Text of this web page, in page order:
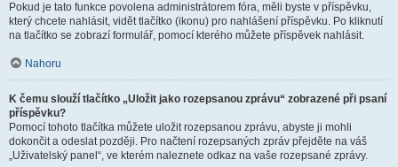
Pokud je tato funkce povolena administrátorem fóra, měli byste v příspěvku,
který chcete nahlásit, vidět tlačítko (ikonu) pro nahlášení příspěvku. Po kliknutí
na tlačítko se zobrazí formulář, pomocí kterého můžete příspěvek nahlásit.
Nahoru
K čemu slouží tlačítko „Uložit jako rozepsanou zprávu“ zobrazené při psaní
příspěvku?
Pomocí tohoto tlačítka můžete uložit rozepsanou zprávu, abyste ji mohli
dokončit a odeslat později. Pro načtení rozepsaných zpráv přejděte na váš
„Uživatelský panel“, ve kterém naleznete odkaz na vaše rozepsané zprávy.